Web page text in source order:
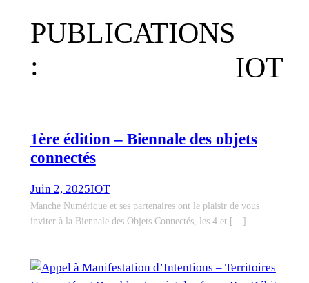
PUBLICATIONS
:
IOT
1ère édition – Biennale des objets
connectés
Juin 2, 2025IOT
Manche Numérique et ses partenaires ont le plaisir de vous
inviter à la Biennale des Objets Connectés, les 4 et […]